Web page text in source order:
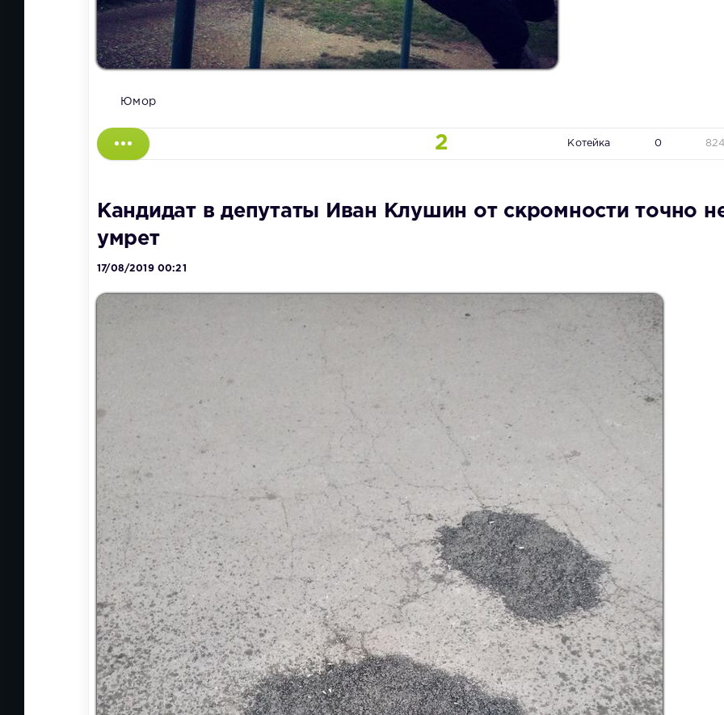
Юмор
2 Котейка 0
Кандидат в депутаты Иван Клушин от скромности точно
умрет
17/08/2019 00:21